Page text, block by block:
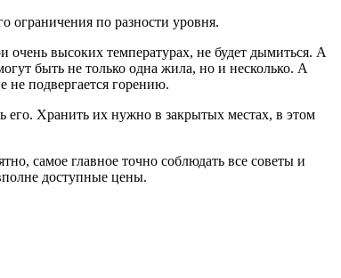
ограничения по разности уровня.
высоких температурах, не будет дымиться. А
быть не только одна жила, но и несколько. А
не подвергается горению.
его. Хранить их нужно в закрытых местах, в этом
самое главное точно соблюдать все советы и
доступные цены.